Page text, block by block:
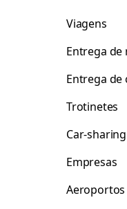
Viagens
Entrega de
Entrega de
Trotinetes
Car-sharing
Empresas
Aeroportos